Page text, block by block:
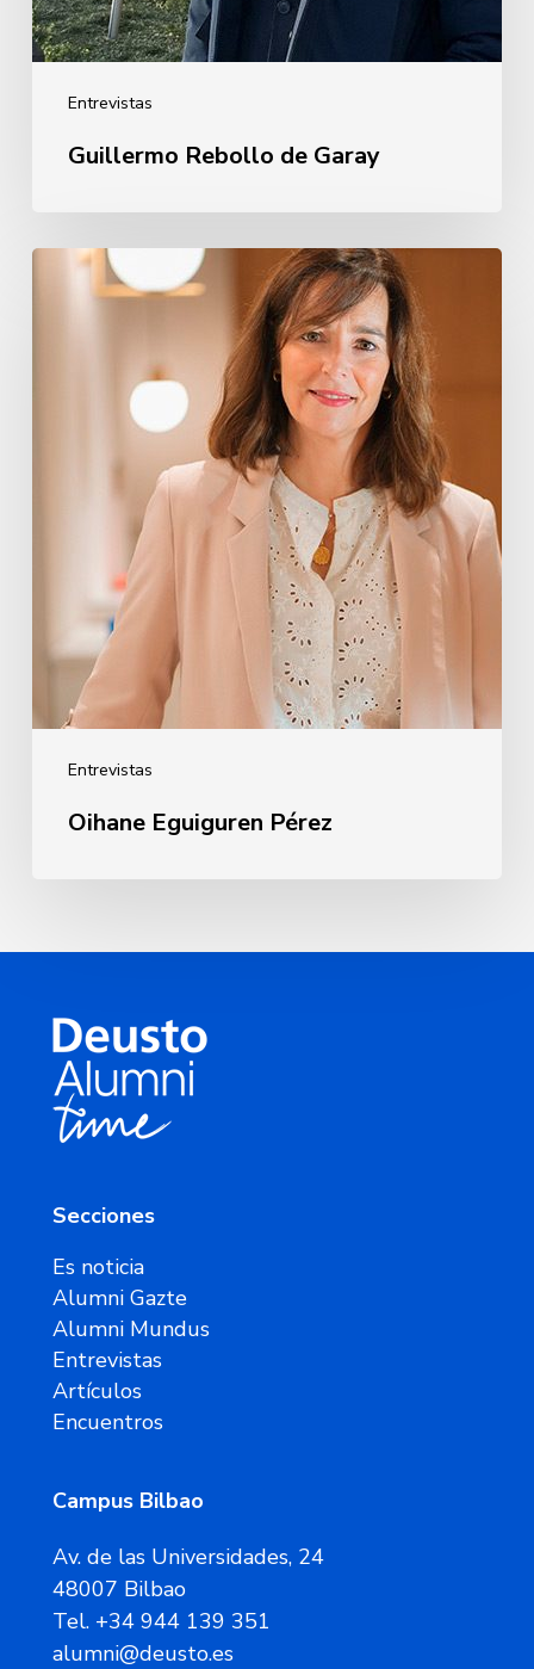
Entrevistas
Guillermo Rebollo de Garay
Entrevistas
Oihane
Eguiguren
Oihane Eguiguren Pérez
Secciones
Es noticia
Alumni Gazte
Alumni Mundus
Entrevistas
Artículos
Encuentros
Campus Bilbao
Av. de las Universidades, 24
48007 Bilbao
Tel. +34 944 139 351
alumni@deusto.es